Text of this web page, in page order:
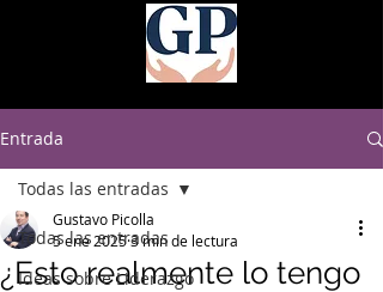
Entrada
Todas las entradas
Ideas sobre Liderazgo
Todas las entradas
¿Esto realmente lo tengo
Gustavo Picolla
5 ene 20253 min de lectura